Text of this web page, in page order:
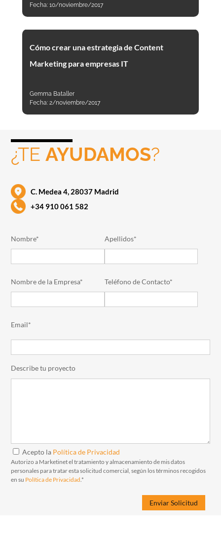
Fecha: 10/noviembre/2017
Cómo crear una estrategia de Content
Marketing para empresas IT
Gemma Bataller
Fecha: 2/noviembre/2017
¿TEAYUDAMOS?
C. Medea 4, 28037 Madrid
+34 910 061 582
Nombre* Apellidos*
Nombre de la Empresa* Teléfono de Contacto*
Email*
Describe tu proyecto
Acepto la Política de Privacidad
Autorizo a Marketinet el tratamiento y almacenamiento de mis datos
personales para tratar esta solicitud comercial, según los términos recogidos
en su Política de Privacidad .*